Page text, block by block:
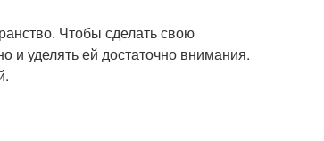
Чтобы сделать свою
и уделять ей достаточно внимания.